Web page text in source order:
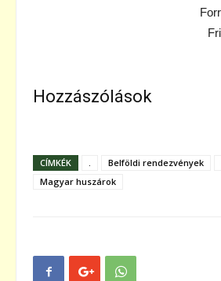
Hozzászólások
CÍMKÉK . Belföldi rendezvények
Magyar huszárok